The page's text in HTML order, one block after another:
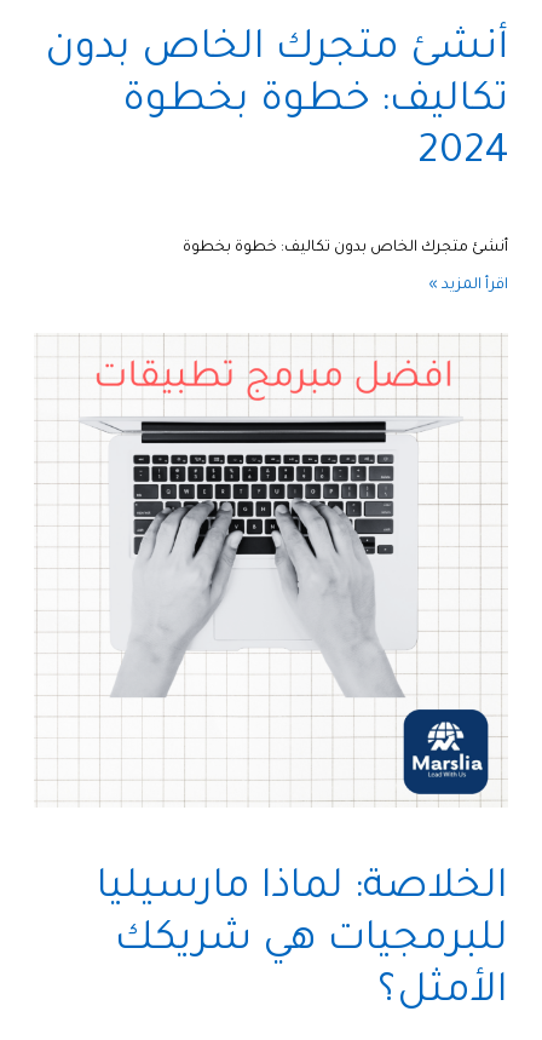
أنشئ متجرك الخاص بدون
تكاليف: خطوة بخطوة
2024
أنشئ متجرك الخاص بدون تكاليف: خطوة بخطوة
اقرأ المزيد »
الخلاصة: لماذا مارسيليا
للبرمجيات هي شريكك
الأمثل؟